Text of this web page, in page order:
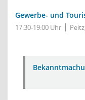
Gewerbe- und
17:30-19:00 Uhr